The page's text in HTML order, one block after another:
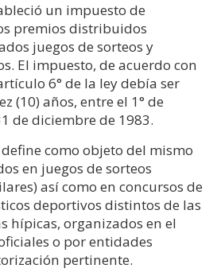
un impuesto de
premios distribuidos
juegos de sorteos y
El impuesto, de acuerdo con
6° de la ley debía ser
(10) años, entre el 1° de
de diciembre de 1983.
como objeto del mismo
en juegos de sorteos
así como en concursos de
deportivos distintos de las
hípicas, organizados en el
o por entidades
pertinente.